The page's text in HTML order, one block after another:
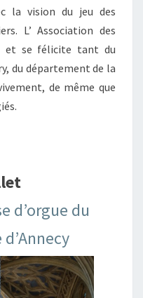
la vision du jeu des
L’ Association des
et se félicite tant du
du département de la
de même que
d’orgue du